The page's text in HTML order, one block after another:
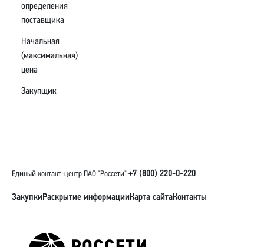
определения
поставщика
Начальная
(максимальная)
цена
Закупщик
Единый контакт-центр ПАО "Россети" +7 (800) 220-0-220
ЗакупкиРаскрытие информацииКарта сайтаКонтакты